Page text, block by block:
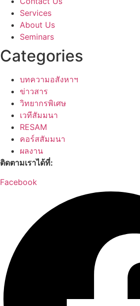
Services
About Us
Seminars
Categories
บทความอสังหาฯ
ข่าวสาร
วิทยากรพิเศษ
เวทีสัมมนา
RESAM
คอร์สสัมมนา
ผลงาน
ติดตามเราได้ที่:
Facebook